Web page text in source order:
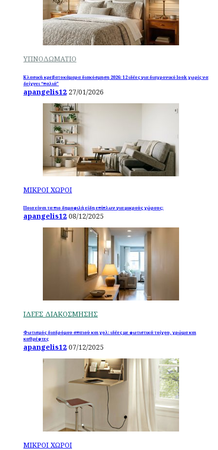
ΥΠΝΟΔΩΜΑΤΙΟ
Κλασική κρεβατοκάμαρα διακόσμηση 2026: 12 ιδέες για διαχρονικό look χωρίς να
δείχνει “παλιά”
apangelis12 27/01/2026
ΜΙΚΡΟΙ ΧΩΡΟΙ
Ποια είναι τα πιο δημοφιλή είδη επίπλων για μικρούς χώρους;
apangelis12 08/12/2025
ΙΔΕΕΣ ΔΙΑΚΟΣΜΗΣΗΣ
Φωτισμός διαδρόμου σπιτιού και χολ: ιδέες με φωτιστικά τοίχου, χρώμα και
καθρέφτες
apangelis12 07/12/2025
ΜΙΚΡΟΙ ΧΩΡΟΙ